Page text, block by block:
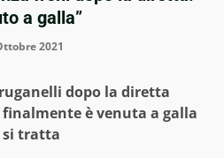
a galla”
2021
dopo la diretta
è venuta a galla
si tratta